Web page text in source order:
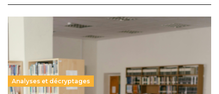
Analyses et décryptages